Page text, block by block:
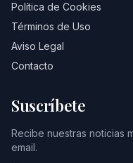
Política de Cookies
Términos de Uso
Aviso Legal
Contacto
Suscríbete
Recibe nuestras noticias
email.